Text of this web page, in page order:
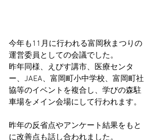
今年も11月に行われる富岡秋まつりの
運営委員としての会議でした。
昨年同様、えびす講市、医療センタ
ー、JAEA、富岡町小中学校、富岡町社
協等のイベントを複合し、学びの森駐
車場をメイン会場にして行われます。
昨年の反省点やアンケート結果をもと
に改善点も話し合われました。